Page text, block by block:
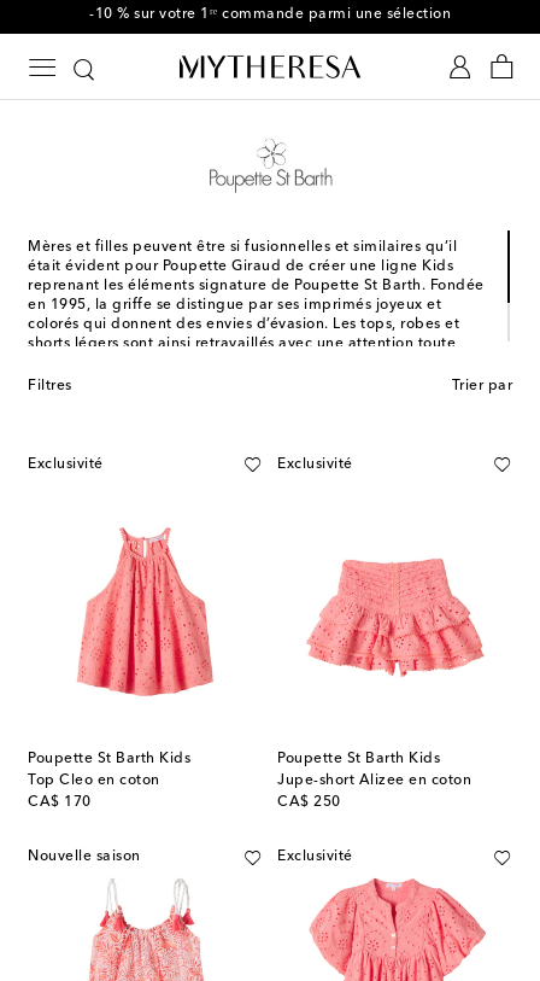
-10 % sur votre 1ʳᵉ commande parmi une sélection
Mères et filles peuvent être si fusionnelles et similaires qu’il
était évident pour Poupette Giraud de créer une ligne Kids
reprenant les éléments signature de Poupette St Barth. Fondée
en 1995, la griffe se distingue par ses imprimés joyeux et
colorés qui donnent des envies d’évasion. Les tops, robes et
shorts légers sont ainsi retravaillés avec une attention toute
de coupes confortables, afin de laisser vos enfants vagabonder
Filtres Trier par
Exclusivité
Poupette St Barth Kids
Top Cleo en coton
CA$ 170
original price
Exclusivité
Poupette St Barth Kids
Jupe-short Alizee en coton
CA$ 250
original price
Nouvelle saison Exclusivité